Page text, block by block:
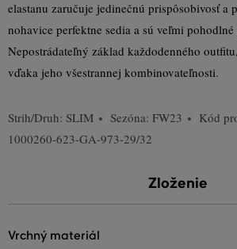
elastanu zaručuje jedinečnú prispôsobivosť a
nohavice perfektne sedia a sú veľmi pohodlné
Nepostrádateľný základ každodenného
vďaka jeho všestrannej kombinovateľnosti.
Strih/Druh: SLIM Sezóna: FW23
Kód
1000260-623-GA-973-29/32
Zloženie
vrchný materiál